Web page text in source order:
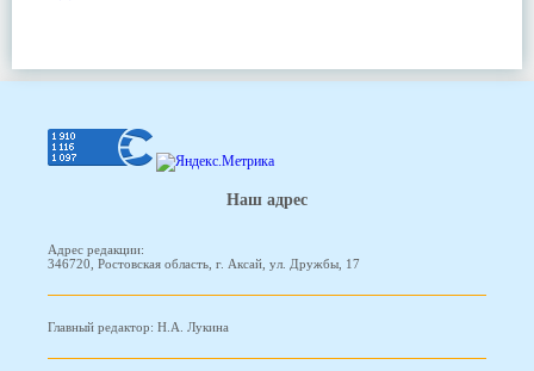
Наш адрес
Адрес редакции:
346720, Ростовская область, г. Аксай, ул. Дружбы, 17
Главный редактор: Н.А. Лукина